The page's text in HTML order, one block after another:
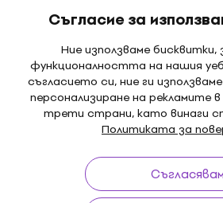
Съгласие за
Ние използваме
функционалността на нашия
съгласието си, ние ги
персонализиране на рекламите
трети страни, като винаги
Политиката за